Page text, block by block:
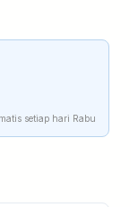
setiap hari Rabu